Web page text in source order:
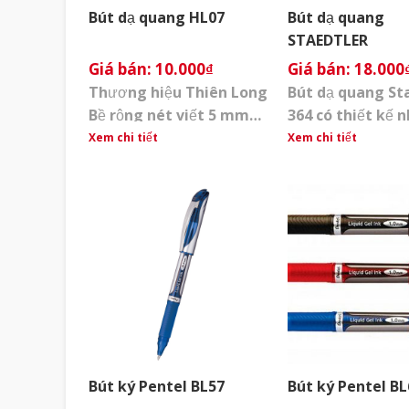
Bút dạ quang HL07
10.000₫
Thương hiệu Thiên Long
Bề rộng nét viết 5 mm
Kiểu dáng cách điệu từ
thích hợp với học sinh,
sinh viên, NVVP. Đầu bút
bằng sợi polyester viết
êm, được nhập khẩu từ
Nhật Bản Màu mực tươi
sáng, độ phản quang
cao. Thích hợp trên
nhiều loại giấy. [...]
Xem chi tiết
Bút dạ quang
STAEDTLER
18.000
Bút dạ quang
364 có thiết kế
được sử dụng
ghi nhớ, đánh
dòng trọng
dụng trên giấy
màu đen giống
Xem chi tiết
Bút ký Pentel BL57 Bút ký Pentel